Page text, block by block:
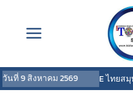
วันที่9 สิงหาคม 2569
OCEAN LIFE ไทยสมุ